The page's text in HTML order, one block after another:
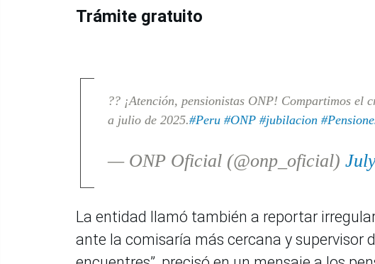
Trámite gratuito
?? ¡Atención, pensionistas ONP! Compartimos el
a julio de 2025.#Peru #ONP #jubilacion
— ONP Oficial (@onp_oficial)
La entidad llamó también a reportar
ante la comisaría más cercana y supervisor